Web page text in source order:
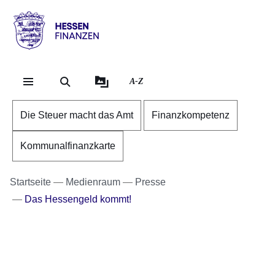
Hessen
Finanzen
A-Z
Die Steuer macht das Amt Finanzkompetenz
Kommunalfinanzkarte
Startseite Medienraum
Presse
Das Hessengeld kommt!